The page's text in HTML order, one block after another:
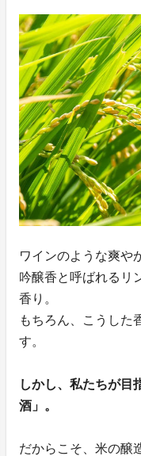
ワインのような爽や
吟醸香と呼ばれるリ
香り。
もちろん、こうした
す。
しかし、私たちが目
酒」。
だからこそ、米の醸